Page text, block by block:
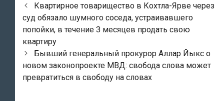
Навигация
по
записям
Квартирное товарищество в Кохтла-Ярве через
суд обязало шумного соседа, устраивавшего
попойки, в течение 3 месяцев продать свою
квартиру
Бывший генеральный прокурор Аллар Йыкс о
новом законопроекте МВД: свобода слова может
превратиться в свободу на словах